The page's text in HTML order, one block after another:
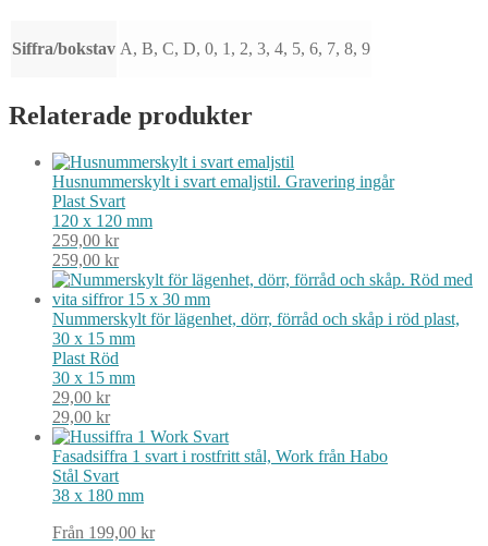
mängd
Siffra/bokstav A, B, C, D, 0, 1, 2, 3, 4, 5, 6, 7, 8, 9
Relaterade produkter
Husnummerskylt i svart emaljstil. Gravering ingår
Plast Svart
120 x 120 mm
259,00 kr
259,00 kr
Nummerskylt för lägenhet, dörr, förråd och skåp i röd plast,
30 x 15 mm
Plast Röd
30 x 15 mm
29,00 kr
29,00 kr
Fasadsiffra 1 svart i rostfritt stål, Work från Habo
Stål Svart
38 x 180 mm
Från 199,00 kr